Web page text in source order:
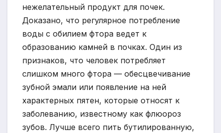
нежелательный продукт для почек.
Доказано, что регулярное потребление
воды с обилием фтора ведет к
образованию камней в почках. Один из
признаков, что человек потребляет
слишком много фтора — обесцвечивание
зубной эмали или появление на ней
характерных пятен, которые относят к
заболеванию, известному как флюороз
зубов. Лучше всего пить бутилированную,